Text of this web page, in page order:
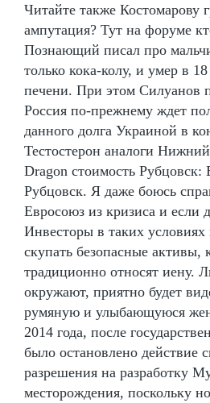
Читайте также Костомарову
ампутация? Тут на форуме
Познающий писал про
только кока-колу, и умер в
печени. При этом Силуанов
Россия по-прежнему ждет
данного долга Украиной в
Тестостерон аналоги
Dragon стоимость Рубцовск:
Рубцовск. Я даже боюсь
Евросоюз из кризиса и если
Инвесторы в таких
скупать безопасные активы,
традиционно относят иену.
окружают, приятно будет
румяную и улыбающуюся
2014 года, после
было остановлено действие
разрешения на разработку
месторождения, поскольку